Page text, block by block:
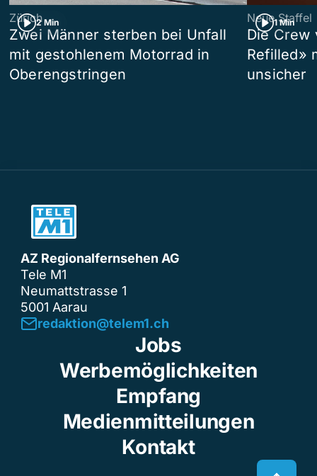
2 Min
Zürich
Zwei Männer sterben bei Unfall
mit gestohlenem Motorrad in
Oberengstringen
1 Min
Neue Staffel
Die Crew
Refilled»
unsicher
AZ Regionalfernsehen AG
Tele M1
Neumattstrasse 1
5001 Aarau
redaktion@telem1.ch
Jobs
Werbemöglichkeiten
Empfang
Medienmitteilungen
Kontakt